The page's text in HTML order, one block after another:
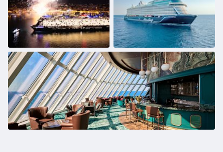
dazu in unserenDatenschutzbestimmungen.
Video aktivieren